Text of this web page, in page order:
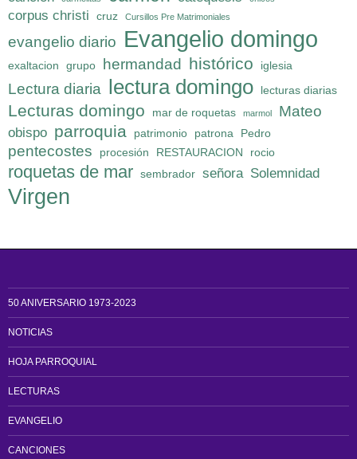
corpus christi cruz Cursillos Pre Matrimoniales
evangelio diario Evangelio domingo
exaltacion grupo hermandad histórico iglesia
Lectura diaria lectura domingo lecturas diarias
Lecturas domingo mar de roquetas marmol Mateo
obispo parroquia patrimonio patrona Pedro
pentecostes procesión RESTAURACION rocio
roquetas de mar sembrador señora Solemnidad
Virgen
50 ANIVERSARIO 1973-2023
NOTICIAS
HOJA PARROQUIAL
LECTURAS
EVANGELIO
CANCIONES